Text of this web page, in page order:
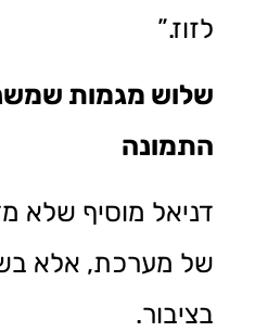
לזוז.”
שלוש מגמות
התמונה
דניאל מוסיף שלא
של מערכת, אלא
בציבור.